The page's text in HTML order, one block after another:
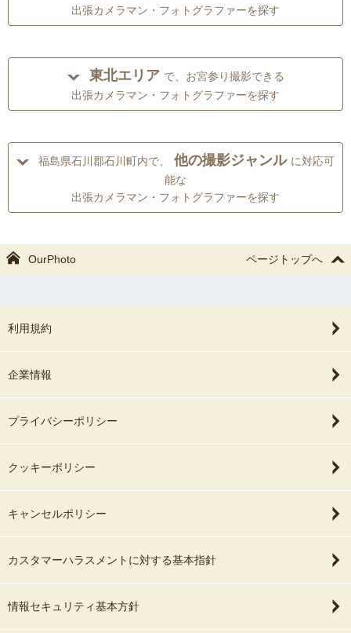
出張カメラマン・フォトグラファーを探す
東北エリア で、お宮参り撮影できる
出張カメラマン・フォトグラファーを探す
福島県石川郡石川町内で、 他の撮影ジャンル に対応可
能な
出張カメラマン・フォトグラファーを探す
OurPhoto ページトップへ
利用規約
企業情報
プライバシーポリシー
クッキーポリシー
キャンセルポリシー
カスタマーハラスメントに対する基本指針
情報セキュリティ基本方針